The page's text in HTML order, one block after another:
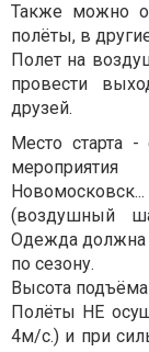
Также можно
полёты, в
Полет на
провести
друзей.
Место старта
(воздушный
Одежда должна
по сезону.
Высота
Полёты НЕ
4м/с.) и при